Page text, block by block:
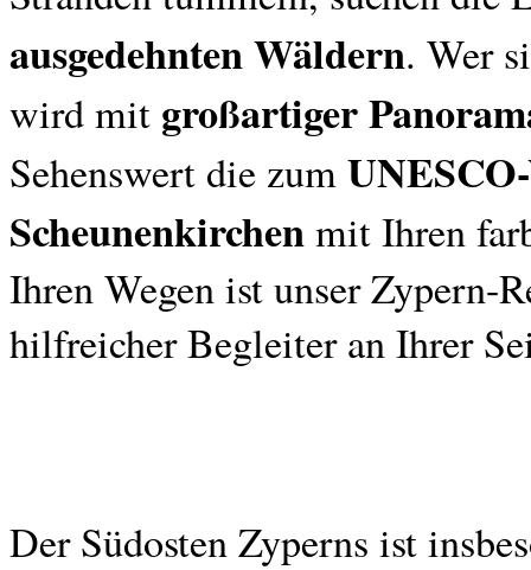
ausgedehnten Wäldern. Wer
wird mit großartiger
Sehenswert die zum
Scheunenkirchenmit Ihren
Ihren Wegen ist unser Zypern-
hilfreicher Begleiter an Ihrer
Der Südosten Zyperns ist